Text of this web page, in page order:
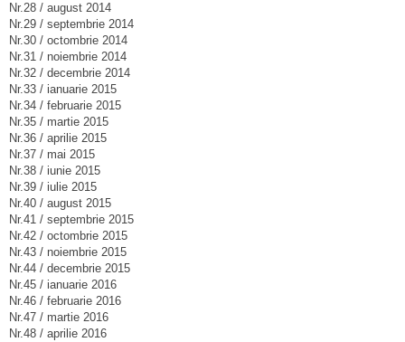
Nr.28 / august 2014
Nr.29 / septembrie 2014
Nr.30 / octombrie 2014
Nr.31 / noiembrie 2014
Nr.32 / decembrie 2014
Nr.33 / ianuarie 2015
Nr.34 / februarie 2015
Nr.35 / martie 2015
Nr.36 / aprilie 2015
Nr.37 / mai 2015
Nr.38 / iunie 2015
Nr.39 / iulie 2015
Nr.40 / august 2015
Nr.41 / septembrie 2015
Nr.42 / octombrie 2015
Nr.43 / noiembrie 2015
Nr.44 / decembrie 2015
Nr.45 / ianuarie 2016
Nr.46 / februarie 2016
Nr.47 / martie 2016
Nr.48 / aprilie 2016